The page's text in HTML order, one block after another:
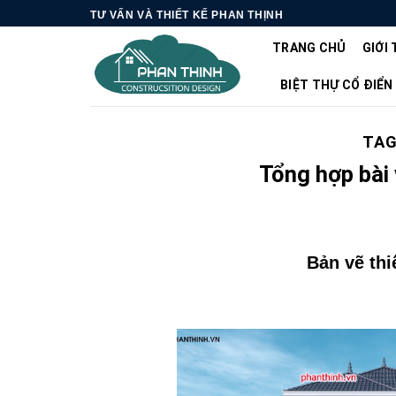
TƯ VẤN VÀ THIẾT KẾ PHAN THỊNH
TRANG CHỦ GIỚI
BIỆT THỰ CỔ ĐIỂN
Tổng hợp
Bản vẽ